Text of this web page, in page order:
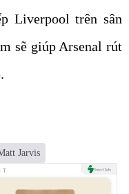
Liverpool trên sân
sẽ giúp Arsenal rút
Jarvis